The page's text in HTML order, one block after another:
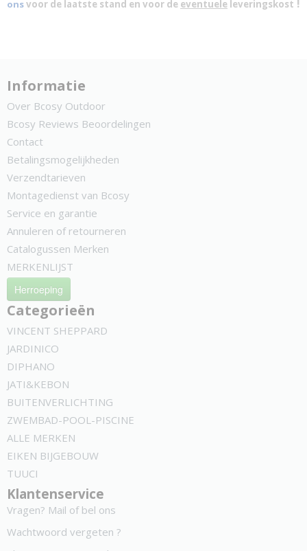
onsvoor de laatste stand en voor de eventuele leveringskost !
Informatie
Over Bcosy Outdoor
Bcosy Reviews Beoordelingen
Contact
Betalingsmogelijkheden
Verzendtarieven
Montagedienst van Bcosy
Service en garantie
Annuleren of retourneren
Catalogussen Merken
MERKENLIJST
Herroeping
Categorieën
VINCENT SHEPPARD
JARDINICO
DIPHANO
JATI&KEBON
BUITENVERLICHTING
ZWEMBAD-POOL-PISCINE
ALLE MERKEN
EIKEN BIJGEBOUW
TUUCI
Klantenservice
Vragen? Mail of bel ons
Wachtwoord vergeten ?